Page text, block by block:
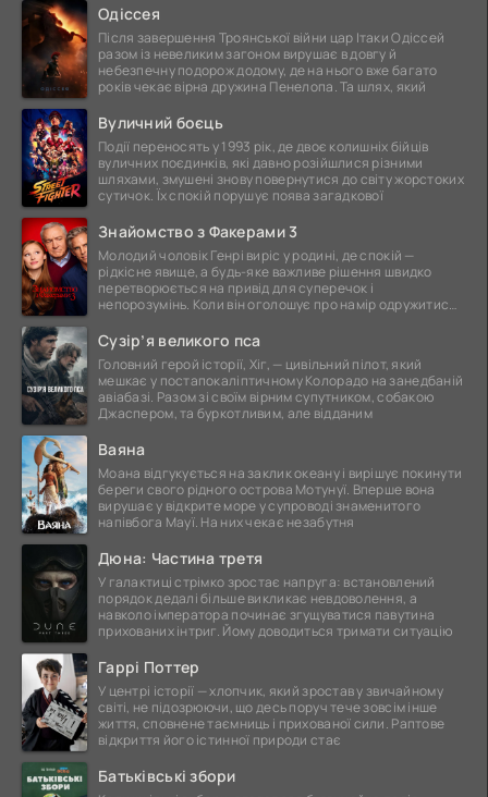
Одіссея
Після завершення Троянської війни цар Ітаки Одіссей
разом із невеликим загоном вирушає в довгу й
небезпечну подорож додому, де на нього вже багато
років чекає вірна дружина Пенелопа. Та шлях, який
Вуличний боєць
Події переносять у 1993 рік, де двоє колишніх бійців
вуличних поєдинків, які давно розійшлися різними
шляхами, змушені знову повернутися до світу жорстоких
сутичок. Їх спокій порушує поява загадкової
Знайомство з Факерами 3
Молодий чоловік Генрі виріс у родині, де спокій —
рідкісне явище, а будь-яке важливе рішення швидко
перетворюється на привід для суперечок і
непорозумінь. Коли він оголошує про намір одружитися,
Сузір’я великого пса
Головний герой історії, Хіг, — цивільний пілот, який
мешкає у постапокаліптичному Колорадо на занедбаній
авіабазі. Разом зі своїм вірним супутником, собакою
Джаспером, та буркотливим, але відданим
Ваяна
Моана відгукується на заклик океану і вирішує покинути
береги свого рідного острова Мотунуї. Вперше вона
вирушає у відкрите море у супроводі знаменитого
напівбога Мауї. На них чекає незабутня
Дюна: Частина третя
У галактиці стрімко зростає напруга: встановлений
порядок дедалі більше викликає невдоволення, а
навколо імператора починає згущуватися павутина
прихованих інтриг. Йому доводиться тримати ситуацію
Гаррі Поттер
У центрі історії — хлопчик, який зростав у звичайному
світі, не підозрюючи, що десь поруч тече зовсім інше
життя, сповнене таємниць і прихованої сили. Раптове
відкриття його істинної природи стає
Батьківські збори